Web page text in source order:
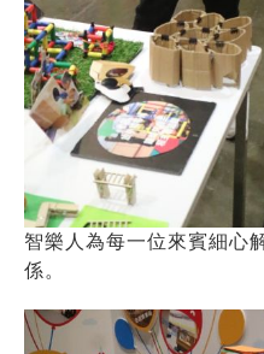
智樂人為每一位來賓細心
係。